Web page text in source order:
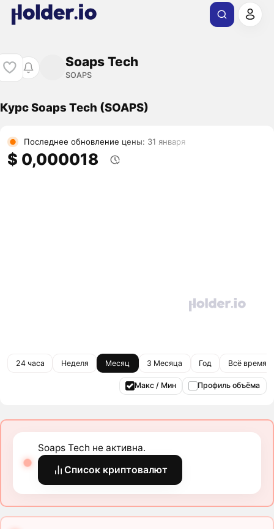
Soaps Tech
SOAPS
Курс Soaps Tech (SOAPS)
Последнее обновление цены: 31 января
$ 0,000018
24 часа Неделя Месяц 3 Месяца Год Всё время
Макс / Мин Профиль объёма
Soaps Tech не активна.
Список криптовалют